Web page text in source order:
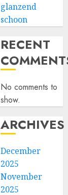
glanzend
schoon
RECENT
No comments to
show.
ARCHIVES
December
2025
November
2025